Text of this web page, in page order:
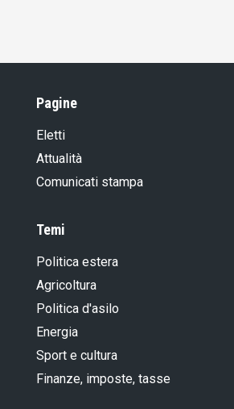
Pagine
Eletti
Attualità
Comunicati stampa
Temi
Politica estera
Agricoltura
Politica d'asilo
Energia
Sport e cultura
Finanze, imposte, tasse